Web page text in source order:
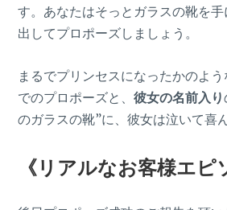
す。あなたはそっとガラスの靴を
出してプロポーズしましょう。
まるでプリンセスになったかのよ
でのプロポーズと、彼女の名前入り
のガラスの靴”に、彼女は泣いて喜
《リアルなお客様エピ